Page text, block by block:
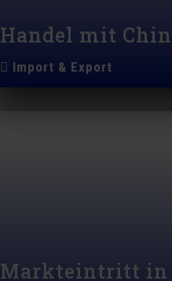
Handel mit
Import & Export
Markteintritt in